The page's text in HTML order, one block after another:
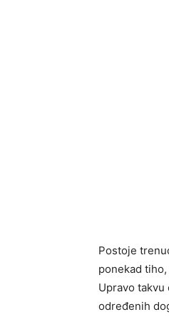
Postoje
ponekad
Upravo takvu
određenih